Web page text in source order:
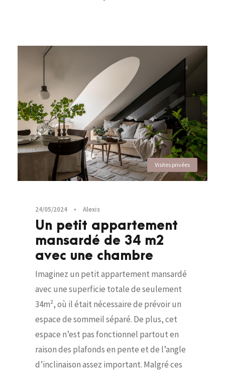
Visites privées
24/05/2024 • Alexis
Un petit appartement
mansardé de 34 m2
avec une chambre
Imaginez un petit appartement mansardé
avec une superficie totale de seulement
34m², où il était nécessaire de prévoir un
espace de sommeil séparé. De plus, cet
espace n’est pas fonctionnel partout en
raison des plafonds en pente et de l’angle
d’inclinaison assez important. Malgré ces